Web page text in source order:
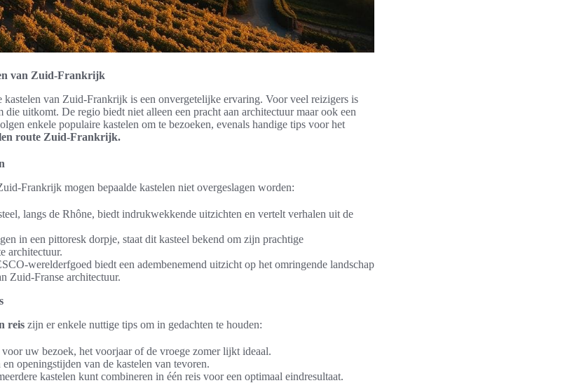
van Zuid-Frankrijk
kastelen van Zuid-Frankrijk is een onvergetelijke ervaring. Voor veel reizigers is
die uitkomt. De regio biedt niet alleen een pracht aan architectuur maar ook een
enkele populaire kastelen om te bezoeken, evenals handige tips voor het
route Zuid-Frankrijk.
Frankrijk mogen bepaalde kastelen niet overgeslagen worden:
langs de Rhône, biedt indrukwekkende uitzichten en vertelt verhalen uit de
in een pittoresk dorpje, staat dit kasteel bekend om zijn prachtige
architectuur.
werelderfgoed biedt een adembenemend uitzicht op het omringende landschap
Zuid-Franse architectuur.
reis zijn er enkele nuttige tips om in gedachten te houden:
uw bezoek, het voorjaar of de vroege zomer lijkt ideaal.
openingstijden van de kastelen van tevoren.
kastelen kunt combineren in één reis voor een optimaal eindresultaat.